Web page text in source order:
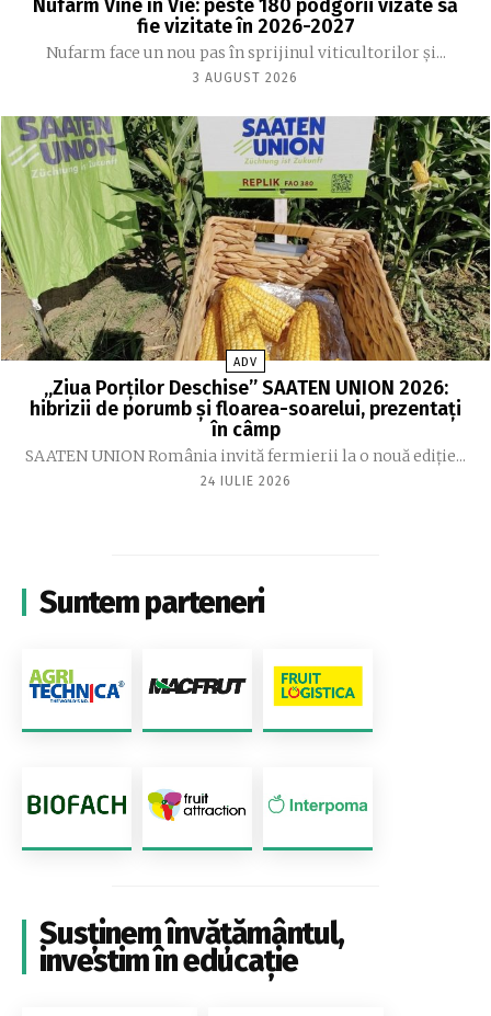
Nufarm Vine în Vie: peste 180 podgorii vizate să
fie vizitate în 2026-2027
Nufarm face un nou pas în sprijinul viticultorilor și...
3 AUGUST 2026
ADV
„Ziua Porților Deschise” SAATEN UNION 2026:
hibrizii de porumb și floarea-soarelui, prezentați
în câmp
SAATEN UNION România invită fermierii la o nouă ediție...
24 IULIE 2026
Suntem parteneri
Susținem învățământul,
investim în educație